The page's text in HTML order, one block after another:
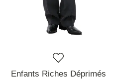
Enfants Riches Déprimés